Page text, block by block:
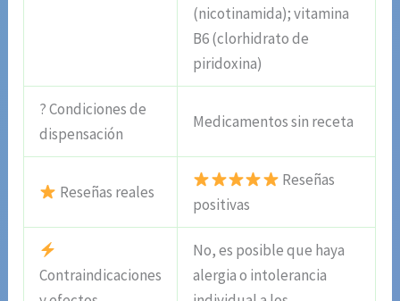
(nicotinamida); vitamina
B6 (clorhidrato de
piridoxina)
? Condiciones de
dispensación
Medicamentos sin receta
Reseñas reales
Reseñas
positivas
Contraindicaciones
No, es posible que haya
alergia o intolerancia